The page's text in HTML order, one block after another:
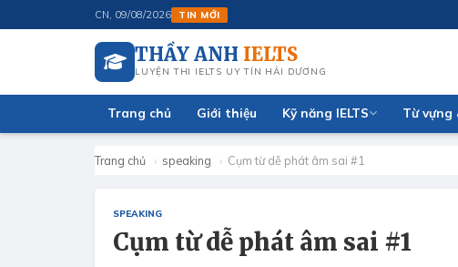
CN, 09/08/2026 TIN MỚI
với AI miễn phí
THẦY ANH IELTS
LUYỆN THI IELTS UY TÍN HẢI DƯƠNG
Trang chủ Giới thiệu Kỹ năng IELTS Từ vựng
Trang chủ › speaking › Cụm từ dễ phát âm sai #1
SPEAKING
Cụm từ dễ phát âm sai #1